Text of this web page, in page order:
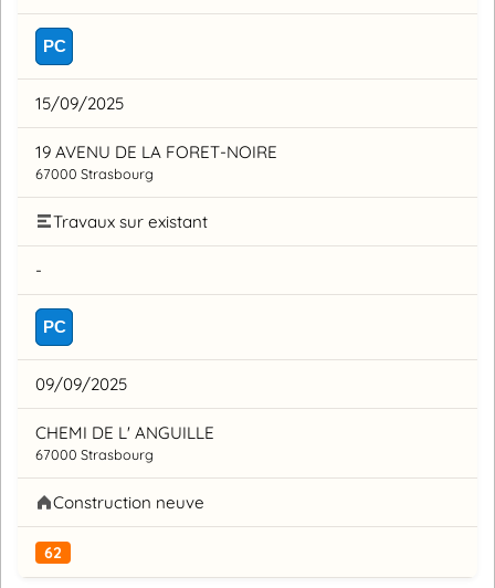
PC
15/09/2025
19 AVENU DE LA FORET-NOIRE
67000 Strasbourg
Travaux sur existant
-
PC
09/09/2025
CHEMI DE L' ANGUILLE
67000 Strasbourg
Construction neuve
62